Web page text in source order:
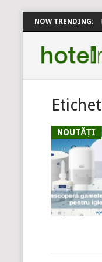
NOW TRENDING:
NOUTĂȚI